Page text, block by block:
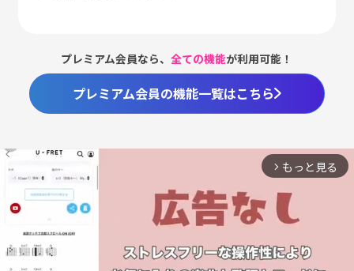
プレミアム会員なら、全ての機能が利用可能！
プレミアム会員の機能一覧はこちら
arrow_forward_ios もっと見る